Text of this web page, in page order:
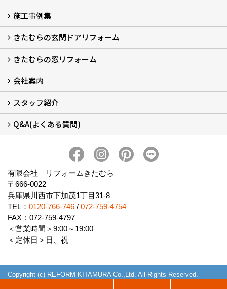
LINEで概算見積もり
チャットで質問
問い合わせフォームから
オンライン相談
電話で相談
無料現地調査をご希望の方
施工事例集
玄関ドアリフォーム
玄関引戸リフォーム
勝手口ドアリフォーム
窓リフォーム
きたむらの玄関ドアリフォーム
玄関ドアリフォームについて
リシェントについて (23)
・玄関ドアバリエーション (52)
・玄関引戸バリエーション (44)
・勝手口ドアバリエーション (11)
安心の自社施工
無料点検
保証について
価格について
概算見積について (2)
きたむらの窓リフォーム
窓リフォームについて (5)
・内窓設置-LIXILインプラス
・内窓設置-AGCまどまど
・窓交換
・エコガラス交換
・防犯・防災ガラス交換
会社案内
会社概要 (2)
ブログ
アクセス
施工エリア
施工までの流れ
SNSインフォメーション
チャット機能
オンライン打合わせ
補助金について (2)
スタッフ紹介
スタッフ紹介
Q&A(よくある質問)
有限会社 リフォームきたむら
〒666-0022
兵庫県川西市下加茂1丁目31-8
TEL： 0120-766-746 / 072-759-4754
FAX：072-759-4797
＜営業時間＞9:00～19:00
＜定休日＞日、祝
Copyright (c) REFORM KITAMURA Co.,Ltd. All Rights Reserved.